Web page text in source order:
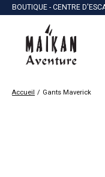
BOUTIQUE - CENTRE
Accueil / Gants Maverick